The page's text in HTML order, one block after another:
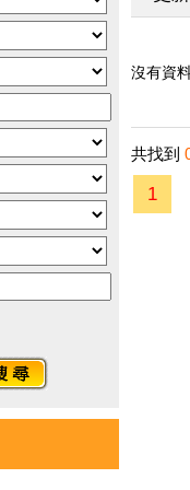
沒有資料
共找到
1